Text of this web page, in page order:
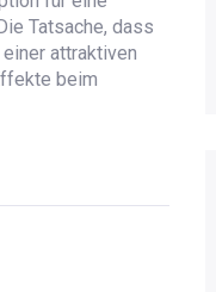
Tatsache, dass
attraktiven
beim